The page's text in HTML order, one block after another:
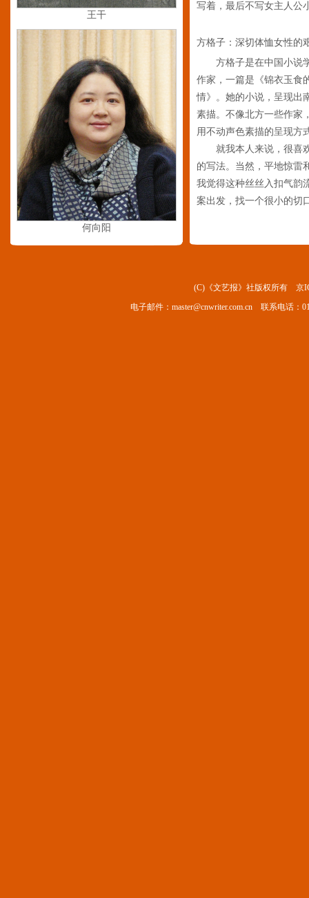
王干
何向阳
写着，最后不写女主人
方格子：深切体恤女性的
方格子是在中国小说
作家，一篇是《锦衣玉食
情》。她的小说，呈现出
素描。不像北方一些作家
用不动声色素描的呈现方
就我本人来说，很喜欢
的写法。当然，平地惊雷
我觉得这种丝丝入扣气韵
案出发，找一个很小的
(C)《文艺报》社版权所有 京
电子邮件： master@cnwriter.com.cn联系电话：